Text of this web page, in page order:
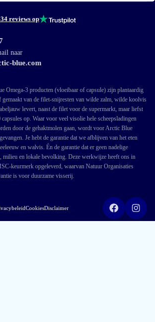
reviews op
naar
blue.com
Omega-3 producten (vloeibaar of capsule) zijn plantaardig
gemaakt van de filet-snijresten van wilde zalm, wilde koolvis
levert, naast de filet voor de supermarkt, maar liefst
op. Waar voor veel visolie hele scheepsladingen
door de gehaktmolen gaan, wordt voor Arctic Blue
Je hebt de garantie dat we afblijven van het eten
en walvis. Én de garantie dat er geen nadelige
milieu en lokale bevolking. Deze werkwijze heeft ons in
keurmerk opgeleverd, waarvan Natuur Organisaties
is voor duurzame visserij.
CookiesDisclaimer